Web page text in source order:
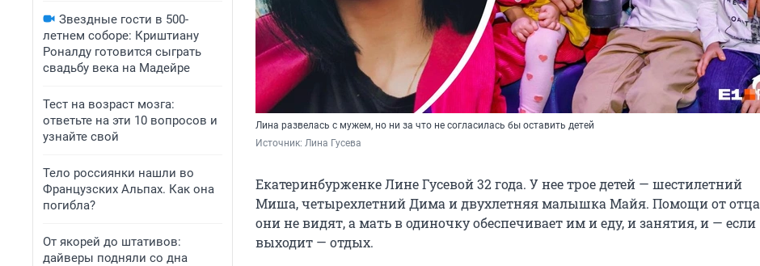
Звездные гости в 500-
летнем соборе: Криштиану
Роналду готовится сыграть
свадьбу века на Мадейре
Тест на возраст мозга:
ответьте на эти 10 вопросов и
узнайте свой
Тело россиянки нашли во
Французских Альпах. Как она
погибла?
От якорей до штативов:
дайверы подняли со дна
Лина развелась с мужем, но ни за что не согласилась бы оставить детей
Источник: Лина Гусева
Екатеринбурженке Лине Гусевой 32 года. У нее трое детей — шестилетний
Миша, четырехлетний Дима и двухлетняя малышка Майя. Помощи от отца
они не видят, а мать в одиночку обеспечивает им и еду, и занятия, и — если
выходит — отдых.